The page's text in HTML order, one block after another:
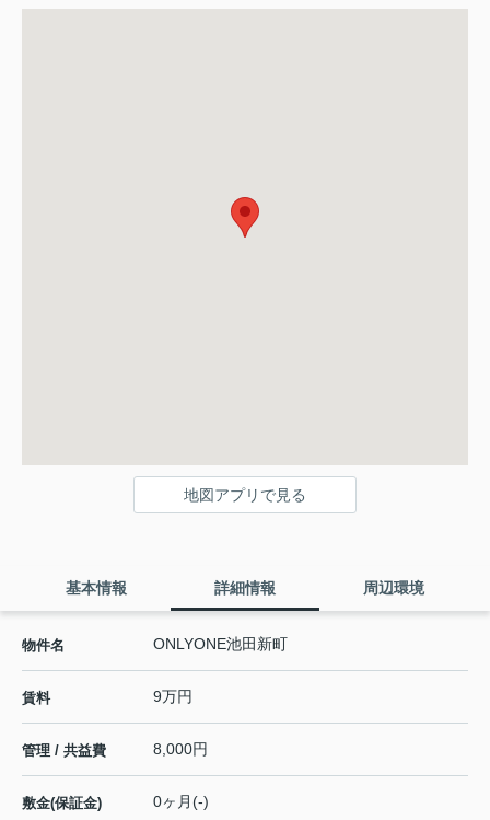
地図アプリで見る
基本情報 詳細情報 周辺環境
物件名 ONLYONE池田新町
賃料 9万円
管理 / 共益費 8,000円
敷金(保証金) 0ヶ月(-)